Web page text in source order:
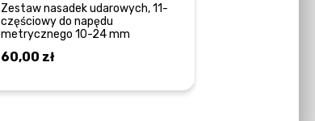
Zestaw nasadek udarowych, 11-
częściowy do napędu
metrycznego 10-24 mm
60,00 zł